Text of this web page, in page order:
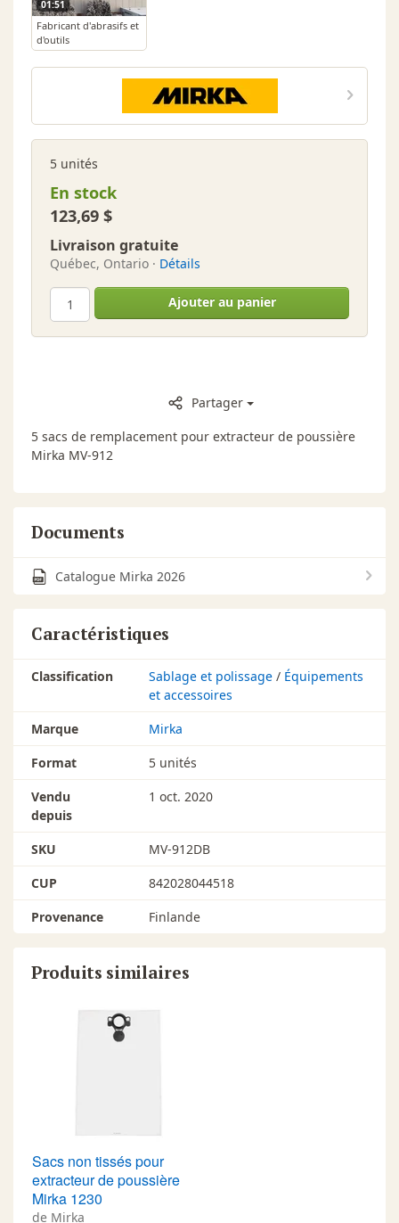
01:51
Fabricant d'abrasifs et
d'outils
électroportatifs -
MIRKA
5 unités
En stock
123,69 $
Livraison gratuite
Québec, Ontario · Détails
Ajouter au panier
Partager
5 sacs de remplacement pour extracteur de poussière
Mirka MV-912
Documents
Catalogue Mirka 2026
Caractéristiques
Classification Sablage et polissage / Équipements
et accessoires
Marque
Mirka
Format
5 unités
Vendu
depuis
1 oct. 2020
SKU
MV-912DB
CUP
842028044518
Provenance
Finlande
Produits similaires
Sacs non tissés pour
extracteur de poussière
Mirka 1230
de Mirka